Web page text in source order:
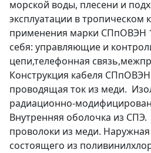
морской воды, плесени и
эксплуатации в тропическом
применения марки СПпОВЭН
себя: управляющие и
цепи,телефонная
Конструкция кабеля
проводящая ток из меди.
радиационно-
Внутренняя оболочка из
проволоки из меди.
состоящего из